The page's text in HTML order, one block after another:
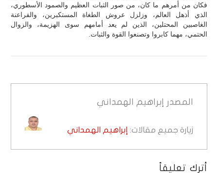
فكان من أمرهم ما كان، من صور الثبات العظيم والصمود الأسطوري،
الذي أذهل العالم، وزلزل عروش الطغاة المستكبرين، والفراعنة
الغاصبين المحتلين، الذين لم يعد أمامهم سوى الهزيمة، والزوال
الحتمي، مهما كابروا وتصنعوا القوة والثبات.
المصدر إبراهيم الهمداني
زيارة جميع مقالات: إبراهيم الهمداني
أترك تعليقاً